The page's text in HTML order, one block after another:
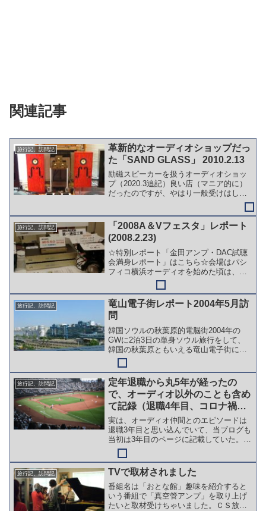
関連記事
旅行記、訪問記
革新的なオーディオショップだっ
た「SAND GLASS」 2010.2.13
励磁スピーカーを扱うオーディオショッ
プ（2020.3追記）良い店（マニア的に）
だったのですが、やはり一般受けはしな
いようで、現在は営業されていません。
最近の検索でもヒットしないので。以前
通りかかったら、建物はありましたが、
使っている様子はな...
旅行記、訪問記
「2008A＆Vフェスタ」レポート
(2008.2.23)
☆特別レポート「金田アンプ・DAC試聴
会満身レポート」はこちら☆会場はパシ
フィコ横浜オーディオを始めた頃は、あ
らゆるイベントに顔を出していました。
最近は以前ほどではなくなりましたが、
２年ぶりにA&Vフェスタに行って来まし
た。初日の翌日UPの...
旅行記、訪問記
竜山電子街レポート2004年5月訪
問
韓国ソウルの秋葉原的電脳街2004年の
GWに2泊3日の単身ソウル旅行をして、
韓国の秋葉原ともいえる竜山電子街に行
ってきました。初の完全自力単独海外旅
行でした。とにかく広かったです。店多
かったです。しかし、目的の真空管オー
ディオのパーツ店は１...
旅行記、訪問記
定年退職から丸5年が経ったの
で、オーディオ以外のことも含め
て記録（退職4年目、コロナ禍か
なり落ち着く）＜2023年の記録
＞
実は、オーディオ仲間とのエピソードは
退職3年目と思い込んでいて、当ブログも
当初は3年目のページに記載していた。後
に写真の日付などで間違いに気付きブロ
グも訂正した。 この辺りが、退職後5年
間の記憶が曖昧になった一因だと思う。
身近な人が3年目4...
旅行記、訪問記 TVで取材されました
番組名は「おとな館」趣味を紹介すると
いう番組で「真空管アンプ」を取り上げ
たいと取材受けちゃいました。ＣＳ放送